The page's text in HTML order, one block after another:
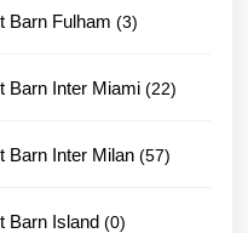
Barn Fulham 33
Barn Inter Miami 2222
Barn Inter Milan 5757
Barn Island 00